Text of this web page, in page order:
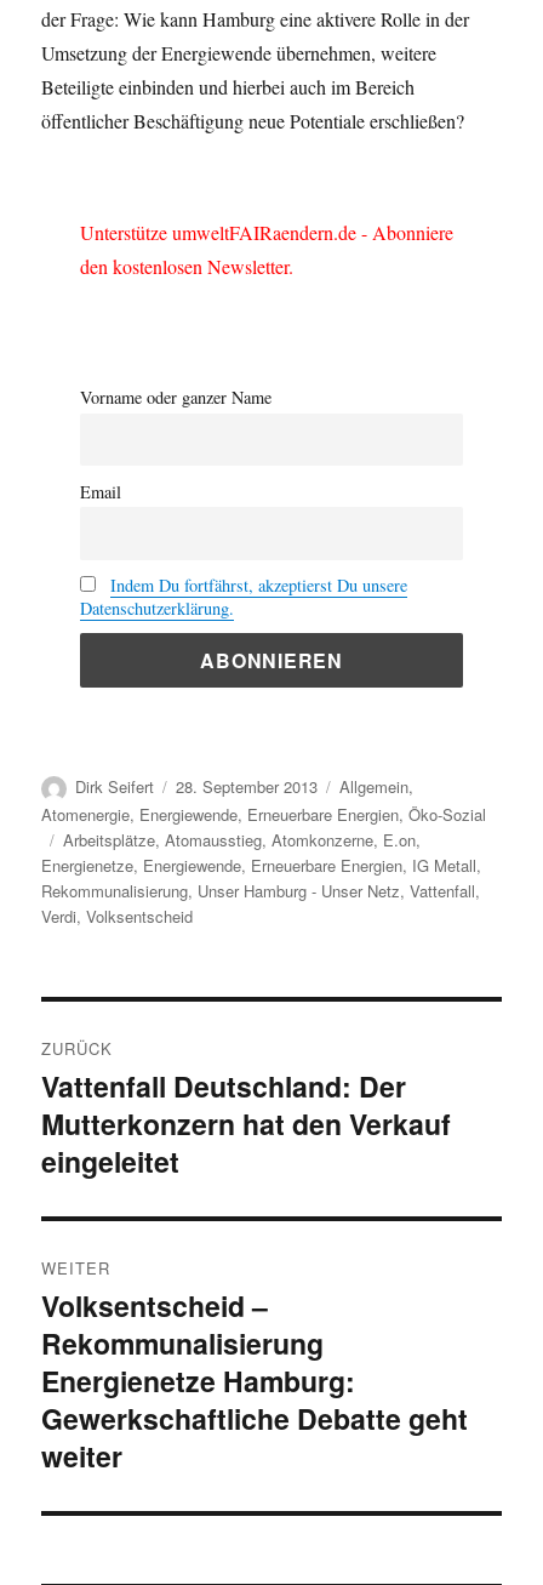
der Frage: Wie kann Hamburg eine aktivere Rolle in der
Umsetzung der Energiewende übernehmen, weitere
Beteiligte einbinden und hierbei auch im Bereich
öffentlicher Beschäftigung neue Potentiale erschließen?
Unterstütze umweltFAIRaendern.de - Abonniere
den kostenlosen Newsletter.
Vorname oder ganzer Name
Email
Indem Du fortfährst, akzeptierst Du unsere
Datenschutzerklärung.
Autor
Dirk Seifert
Veröffentlicht
am
28. September 2013 Kategorien
Allgemein,
Atomenergie, Energiewende, Erneuerbare Energien,Öko-Sozial
Schlagwörter
Arbeitsplätze,Atomausstieg,Atomkonzerne, E.on,
Energienetze, Energiewende, Erneuerbare Energien, IG Metall,
Rekommunalisierung, Unser Hamburg - Unser Netz,Vattenfall,
Verdi,Volksentscheid
ZURÜCK
Vorheriger
Beitrag:
Vattenfall Deutschland: Der
Mutterkonzern hat den Verkauf
eingeleitet
WEITER
Nächster
Beitrag:
Volksentscheid –
Rekommunalisierung
Energienetze Hamburg:
Gewerkschaftliche Debatte geht
weiter